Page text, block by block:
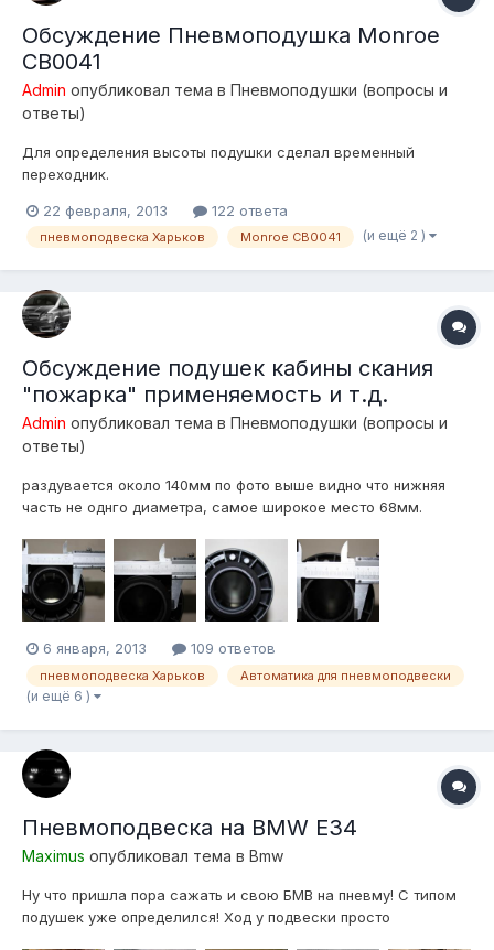
Обсуждение Пневмоподушка Monroe
CB0041
Admin опубликовал тема в Пневмоподушки (вопросы и
ответы)
Для определения высоты подушки сделал временный
переходник.
22 февраля, 2013 122 ответа
пневмоподвеска Харьков Monroe CB0041 (и ещё 2 )
Обсуждение подушек кабины скания
"пожарка" применяемость и т.д.
Admin опубликовал тема в Пневмоподушки (вопросы и
ответы)
раздувается около 140мм по фото выше видно что нижняя
часть не однго диаметра, самое широкое место 68мм.
6 января, 2013 109 ответов
пневмоподвеска Харьков Автоматика для пневмоподвески
(и ещё 6 )
Пневмоподвеска на BMW E34
Maximus опубликовал тема в Bmw
Ну что пришла пора сажать и свою БМВ на пневму! С типом
подушек уже определился! Ход у подвески просто